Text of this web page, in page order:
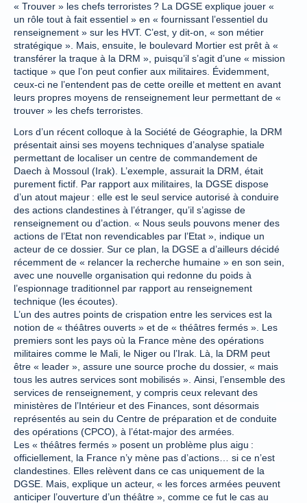
« Trouver » les chefs terroristes ? La DGSE explique jouer «
un rôle tout à fait essentiel » en « fournissant l’essentiel du
renseignement » sur les HVT. C’est, y dit-on, « son métier
stratégique ». Mais, ensuite, le boulevard Mortier est prêt à «
transférer la traque à la DRM », puisqu’il s’agit d’une « mission
tactique » que l’on peut confier aux militaires. Évidemment,
ceux-ci ne l’entendent pas de cette oreille et mettent en avant
leurs propres moyens de renseignement leur permettant de «
trouver » les chefs terroristes.
Lors d’un récent colloque à la Société de Géographie, la DRM
présentait ainsi ses moyens techniques d’analyse spatiale
permettant de localiser un centre de commandement de
Daech à Mossoul (Irak). L’exemple, assurait la DRM, était
purement fictif. Par rapport aux militaires, la DGSE dispose
d’un atout majeur : elle est le seul service autorisé à conduire
des actions clandestines à l’étranger, qu’il s’agisse de
renseignement ou d’action. « Nous seuls pouvons mener des
actions de l’Etat non revendicables par l’Etat », indique un
acteur de ce dossier. Sur ce plan, la DGSE a d’ailleurs décidé
récemment de « relancer la recherche humaine » en son sein,
avec une nouvelle organisation qui redonne du poids à
l’espionnage traditionnel par rapport au renseignement
technique (les écoutes).
L’un des autres points de crispation entre les services est la
notion de « théâtres ouverts » et de « théâtres fermés ». Les
premiers sont les pays où la France mène des opérations
militaires comme le Mali, le Niger ou l’Irak. Là, la DRM peut
être « leader », assure une source proche du dossier, « mais
tous les autres services sont mobilisés ». Ainsi, l’ensemble des
services de renseignement, y compris ceux relevant des
ministères de l’Intérieur et des Finances, sont désormais
représentés au sein du Centre de préparation et de conduite
des opérations (CPCO), à l’état-major des armées.
Les « théâtres fermés » posent un problème plus aigu :
officiellement, la France n’y mène pas d’actions… si ce n’est
clandestines. Elles relèvent dans ce cas uniquement de la
DGSE. Mais, explique un acteur, « les forces armées peuvent
anticiper l’ouverture d’un théâtre », comme ce fut le cas au